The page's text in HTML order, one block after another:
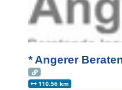
* Angerer
110.56 km